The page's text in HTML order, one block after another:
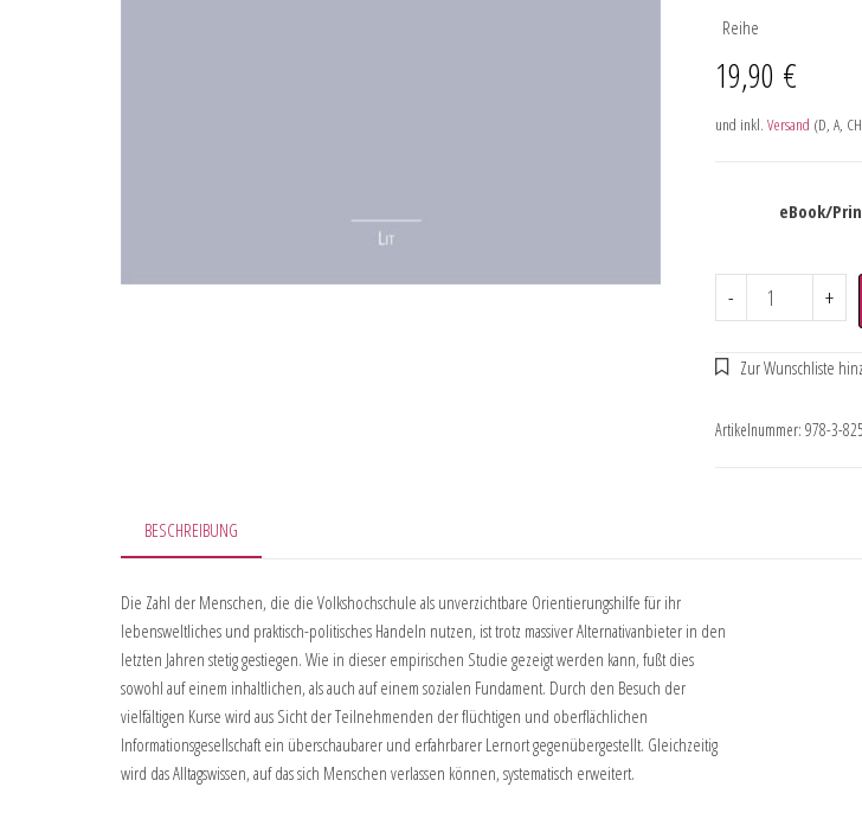
Reihe
19,90 €
und inkl. Versand (D, A,
eBook/
- +
Artikelnummer: 978-3-
BESCHREIBUNG
Die Zahl der Menschen, die die Volkshochschule als unverzichtbare Orientierungshilfe für ihr
lebensweltliches und praktisch-politisches Handeln nutzen, ist trotz massiver Alternativanbieter in den
letzten Jahren stetig gestiegen. Wie in dieser empirischen Studie gezeigt werden kann, fußt dies
sowohl auf einem inhaltlichen, als auch auf einem sozialen Fundament. Durch den Besuch der
vielfältigen Kurse wird aus Sicht der Teilnehmenden der flüchtigen und oberflächlichen
Informationsgesellschaft ein überschaubarer und erfahrbarer Lernort gegenübergestellt. Gleichzeitig
wird das Alltagswissen, auf das sich Menschen verlassen können, systematisch erweitert.